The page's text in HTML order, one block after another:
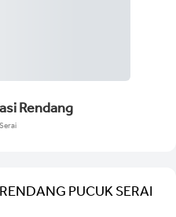
Rendang
PUCUK SERAI